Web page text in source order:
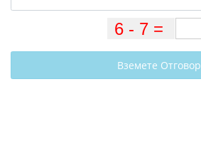
Вземете Отговор